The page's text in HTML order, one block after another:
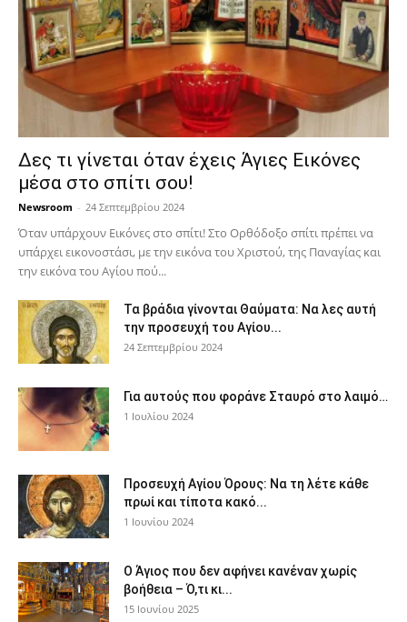
Δες τι γίνεται όταν έχεις Άγιες Εικόνες
μέσα στο σπίτι σου!
Newsroom - 24 Σεπτεμβρίου 2024
Όταν υπάρχουν Εικόνες στο σπίτι! Στο Ορθόδοξο σπίτι πρέπει να
υπάρχει εικονοστάσι, με την εικόνα του Χριστού, της Παν­αγίας και
την εικόνα του Αγίου πού...
Τα βράδια γίνονται Θαύματα: Να λες αυτή
την προσευχή του Αγίου...
24 Σεπτεμβρίου 2024
Για αυτούς που φοράνε Σταυρό στο λαιμό…
1 Ιουλίου 2024
Προσευχή Αγίου Όρους: Να τη λέτε κάθε
πρωί και τίποτα κακό...
1 Ιουνίου 2024
Ο Άγιος που δεν αφήνει κανέναν χωρίς
βοήθεια – Ό,τι κι...
15 Ιουνίου 2025